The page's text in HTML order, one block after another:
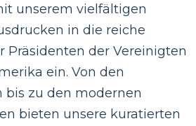
unserem vielfältigen
in die reiche
Präsidenten der Vereinigten
ein. Von den
bis zu den modernen
bieten unsere kuratierten